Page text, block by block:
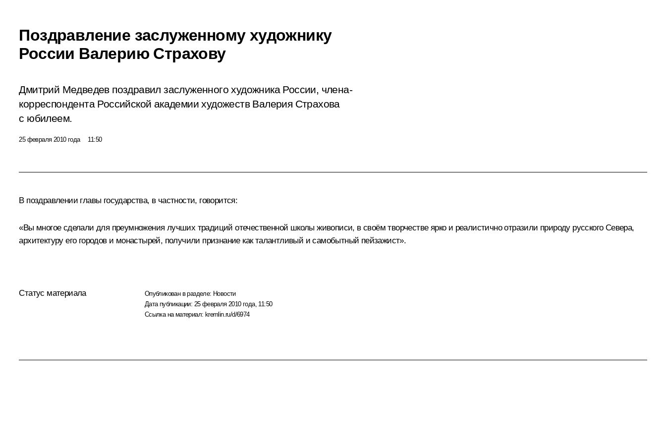
Поздравление заслуженному художнику
России Валерию Страхову
Дмитрий Медведев поздравил заслуженного художника России, члена-
корреспондента Российской академии художеств Валерия Страхова
с юбилеем.
25 февраля 2010 года 11:50
В поздравлении главы государства, в частности, говорится:
«Вы многое сделали для преумножения лучших традиций отечественной школы живописи, в своём творчестве ярко и реалистично отразили природу русского Севера,
архитектуру его городов и монастырей, получили признание как талантливый и самобытный пейзажист».
Статус материала Опубликован в разделе: Новости
Дата публикации: 25 февраля 2010 года, 11:50
Ссылка на материал: kremlin.ru/d/6974